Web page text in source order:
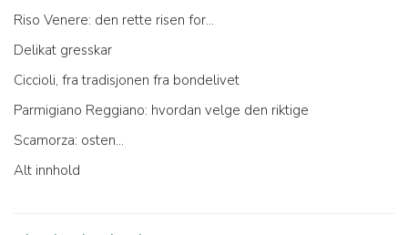
Riso Venere: den rette risen for...
Delikat gresskar
Ciccioli, fra tradisjonen fra bondelivet
Parmigiano Reggiano: hvordan velge den riktige
Scamorza: osten...
Alt innhold